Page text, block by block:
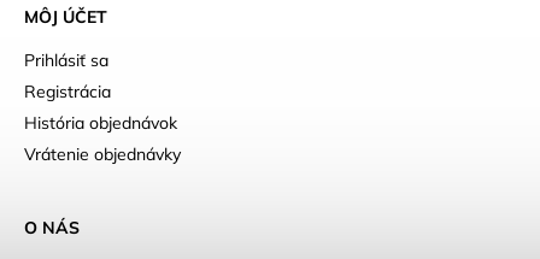
MÔJ ÚČET
Prihlásiť sa
Registrácia
História objednávok
Vrátenie objednávky
O NÁS